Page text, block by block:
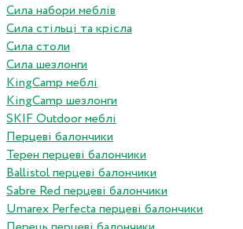
Сила набори меблів
Сила стільці та крісла
Сила столи
Сила шезлонги
KingCamp меблі
KingCamp шезлонги
SKIF Outdoor меблі
Перцеві балончики
Терен перцеві балончики
Ballistol перцеві балончики
Sabre Red перцеві балончики
Umarex Perfecta перцеві балончики